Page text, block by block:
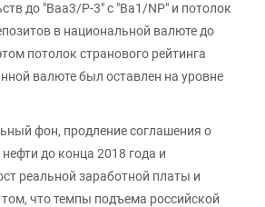
до "Baa3/P-3" с "Ba1/NP" и потолок
в национальной валюте до
потолок странового рейтинга
валюте был оставлен на уровне
фон, продление соглашения о
до конца 2018 года и
реальной заработной платы и
том, что темпы подъема российской